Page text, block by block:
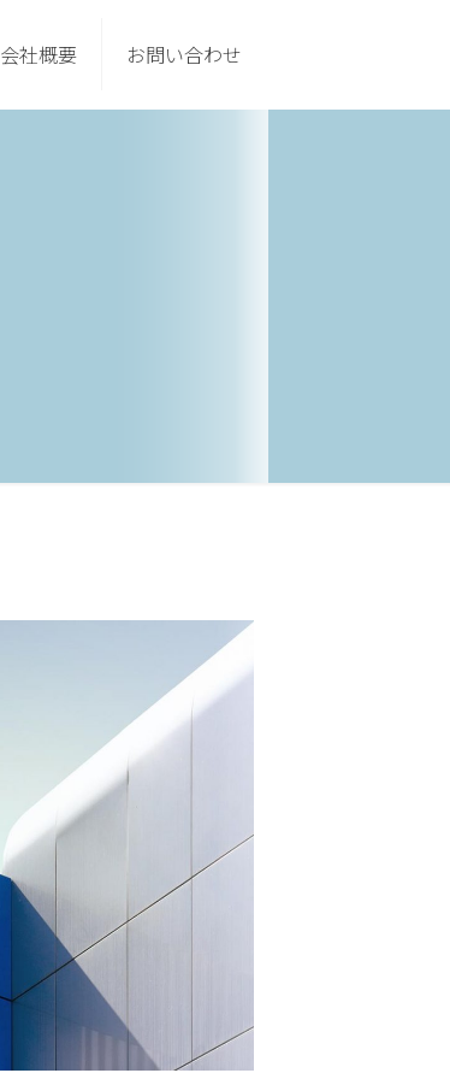
会社概要 お問い合わせ